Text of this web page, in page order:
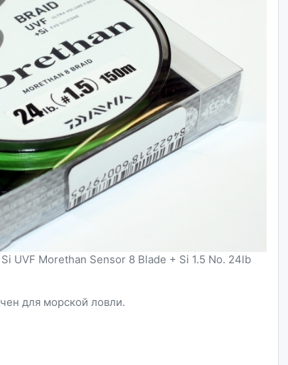
UVF Morethan Sensor 8 Blade + Si 1.5 No. 24lb
для морской ловли.